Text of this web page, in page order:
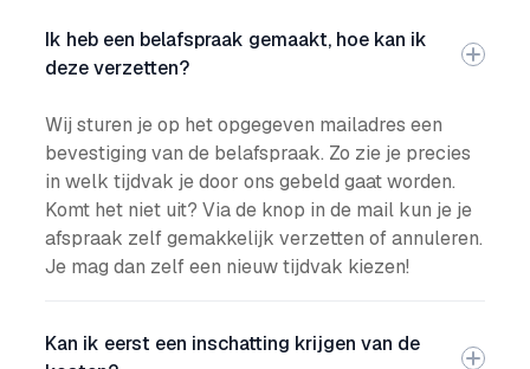
Ik heb een belafspraak gemaakt, hoe kan ik
deze verzetten?
Wij sturen je op het opgegeven mailadres een
bevestiging van de belafspraak. Zo zie je precies
in welk tijdvak je door ons gebeld gaat worden.
Komt het niet uit? Via de knop in de mail kun je je
afspraak zelf gemakkelijk verzetten of annuleren.
Je mag dan zelf een nieuw tijdvak kiezen!
Kan ik eerst een inschatting krijgen van de